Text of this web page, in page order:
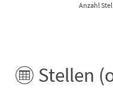
Anzahl
Stellen